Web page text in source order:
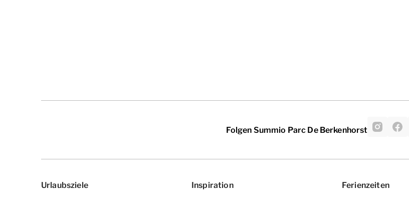
Folgen Summio Parc De Berkenhorst
Urlaubsziele Inspiration Ferienzeiten